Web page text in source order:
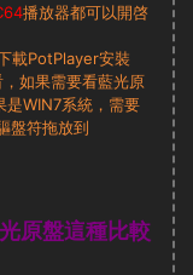
播放器都可以開啓
載PotPlayer安裝
如果需要看藍光原
WIN7系統，需要
盤符拖放到
原盤這種比較